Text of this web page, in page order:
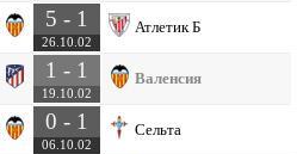
5 - 1
26.10.02
Атлетик Б
1 - 1
19.10.02
Валенсия
0 - 1
06.10.02
Сельта